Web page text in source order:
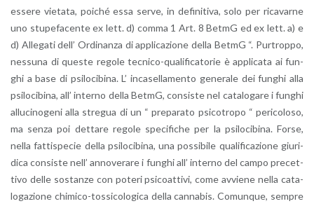
es­se­re vie­ta­ta, poi­ché essa serve, in de­fi­ni­ti­va, solo per ri­ca­var­ne
uno stu­pe­fa­cen­te ex lett. d) comma 1 Art. 8 BetmG ed ex lett. a) e
d) Al­le­ga­ti dell’ Or­di­nan­za di ap­pli­ca­zio­ne della BetmG “. Pur­trop­po,
nes­su­na di que­ste re­go­le tec­ni­co-qua­li­fi­ca­to­rie è ap­pli­ca­ta ai fun­
ghi a base di psi­lo­ci­bi­na. L’ in­ca­sel­la­men­to ge­ne­ra­le dei fun­ghi alla
psi­lo­ci­bi­na, all’ in­ter­no della BetmG, con­si­ste nel ca­ta­lo­ga­re i fun­ghi
al­lu­ci­no­ge­ni alla stre­gua di un “ pre­pa­ra­to psi­co­tro­po “ pe­ri­co­lo­so,
ma senza poi det­ta­re re­go­le spe­ci­fi­che per la psi­lo­ci­bi­na. Forse,
nella fat­ti­spe­cie della psi­lo­ci­bi­na, una pos­si­bi­le qua­li­fi­ca­zio­ne giu­ri­
di­ca con­si­ste nell’ an­no­ve­ra­re i fun­ghi all’ in­ter­no del campo pre­cet­
ti­vo delle so­stan­ze con po­te­ri psi­coat­ti­vi, come av­vie­ne nella ca­ta­
lo­ga­zio­ne chi­mi­co-tos­si­co­lo­gi­ca della can­na­bis. Co­mun­que, sem­pre